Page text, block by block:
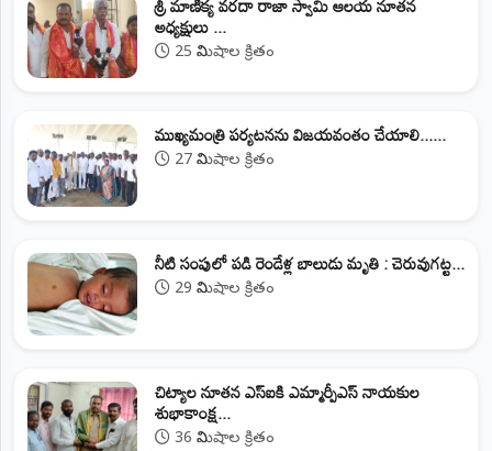
అధ్యక్షులు ...
25 నిమిషాల క్రితం
ముఖ్యమంత్రి పర్యటనను విజయవంతం చేయాలి......
27 నిమిషాల క్రితం
నీటి సంపులో పడి రెండేళ్ల బాలుడు మృతి : చెరువుగట్ట...
29 నిమిషాల క్రితం
చిట్యాల నూతన ఎస్ఐకి ఎమ్మార్పీఎస్ నాయకుల
శుభాకాంక్ష...
36 నిమిషాల క్రితం